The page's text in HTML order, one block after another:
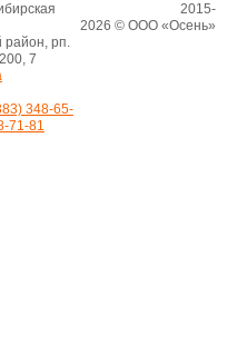
район, рп.
7
348-65-
71-81
2015-
2026 © ООО «Осень»